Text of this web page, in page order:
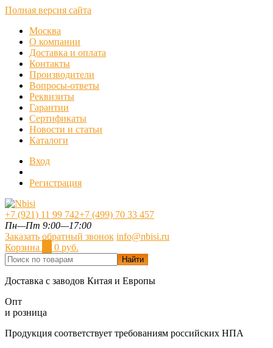
Полная версия сайта
Москва
О компании
Доставка и оплата
Контакты
Производители
Вопросы-ответы
Реквизиты
Гарантии
Сертификаты
Новости и статьи
Каталоги
Вход
Регистрация
+7 (921) 11 99 742+7 (499) 70 33 457
Пн—Пт 9:00—17:00
Заказать обратный звонок info@nbisi.ru
Корзина
0 руб.
Найти
Доставка с заводов Китая и Европы
Опт
и розница
Продукция соответствует требованиям российских НПА